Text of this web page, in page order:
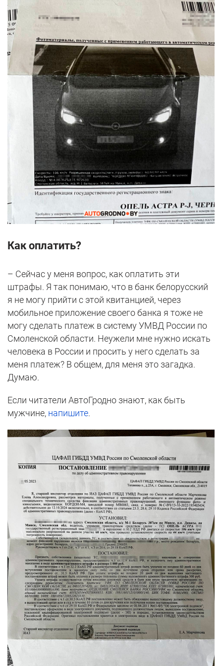
Как оплатить?
– Сейчас у меня вопрос, как оплатить эти
штрафы. Я так понимаю, что в банк белорусский
я не могу прийти с этой квитанцией, через
мобильное приложение своего банка я тоже не
могу сделать платеж в систему УМВД России по
Смоленской области. Неужели мне нужно искать
человека в России и просить у него сделать за
меня платеж? В общем, для меня это загадка.
Думаю.
Если читатели АвтоГродно знают, как быть
мужчине, напишите.